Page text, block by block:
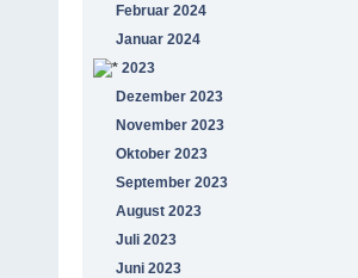
Februar 2024
Januar 2024
2023
Dezember 2023
November 2023
Oktober 2023
September 2023
August 2023
Juli 2023
Juni 2023